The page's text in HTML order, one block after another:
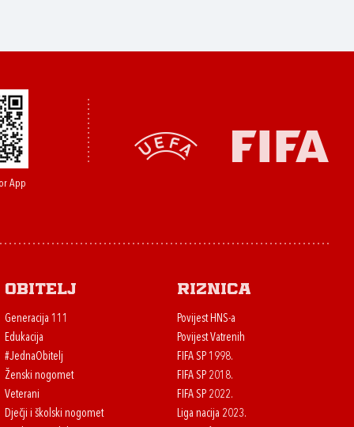
App
Obitelj
Generacija 111
Edukacija
#JednaObitelj
Ženski nogomet
Veterani
Dječji i školski nogomet
Riznica
Povijest HNS-a
Povijest Vatrenih
FIFA SP 1998.
FIFA SP 2018.
FIFA SP 2022.
Liga nacija 2023.